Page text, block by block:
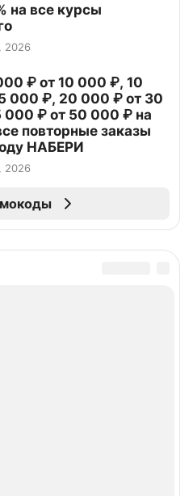
на все курсы
2026
₽ от 10 000 ₽, 10
000 ₽, 20 000 ₽ от 30
000 ₽ от 50 000 ₽ на
повторные заказы
НАБЕРИ
2026